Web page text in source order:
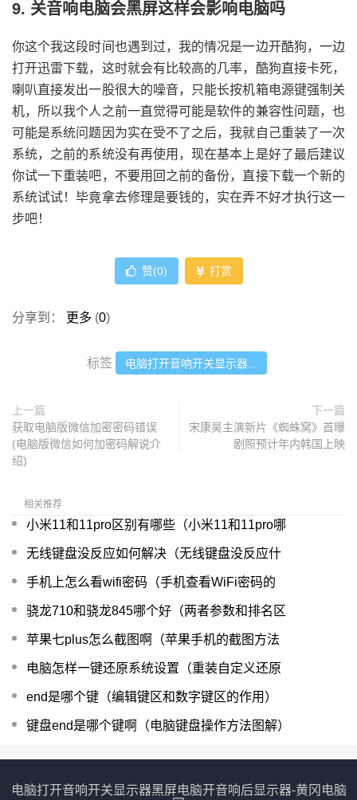
9. 关音响电脑会黑屏这样会影响电脑吗
你这个我这段时间也遇到过，我的情况是一边开酷狗，一边
打开迅雷下载，这时就会有比较高的几率，酷狗直接卡死，
喇叭直接发出一股很大的噪音，只能长按机箱电源键强制关
机，所以我个人之前一直觉得可能是软件的兼容性问题，也
可能是系统问题因为实在受不了之后，我就自己重装了一次
系统，之前的系统没有再使用，现在基本上是好了最后建议
你试一下重装吧，不要用回之前的备份，直接下载一个新的
系统试试！毕竟拿去修理是要钱的，实在弄不好才执行这一
步吧！
赞(0) 打赏
分享到： 更多 (0)
标签 电脑打开音响开关显示器...
上一篇
获取电脑版微信加密密码错误
(电脑版微信如何加密码解说介
绍)
下一篇
宋康昊主演新片《蜘蛛窝》首曝
剧照预计年内韩国上映
相关推荐
小米11和11pro区别有哪些（小米11和11pro哪
无线键盘没反应如何解决（无线键盘没反应什
手机上怎么看wifi密码（手机查看WiFi密码的
骁龙710和骁龙845哪个好（两者参数和排名区
苹果七plus怎么截图啊（苹果手机的截图方法
电脑怎样一键还原系统设置（重装自定义还原
end是哪个键（编辑键区和数字键区的作用）
键盘end是哪个键啊（电脑键盘操作方法图解）
电脑打开音响开关显示器黑屏电脑开音响后显示器-黄冈电脑